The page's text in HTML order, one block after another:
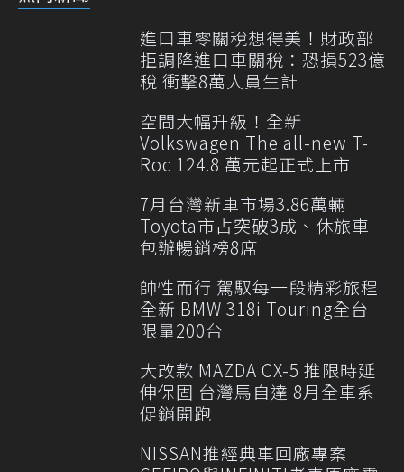
進口車零關稅想得美！財政部
拒調降進口車關稅：恐損523億
稅 衝擊8萬人員生計
空間大幅升級！全新
Volkswagen The all-new T-
Roc 124.8 萬元起正式上市
7月台灣新車市場3.86萬輛
Toyota市占突破3成、休旅車
包辦暢銷榜8席
帥性而行 駕馭每一段精彩旅程
全新 BMW 318i Touring全台
限量200台
大改款 MAZDA CX-5 推限時延
伸保固 台灣馬自達 8月全車系
促銷開跑
NISSAN推經典車回廠專案